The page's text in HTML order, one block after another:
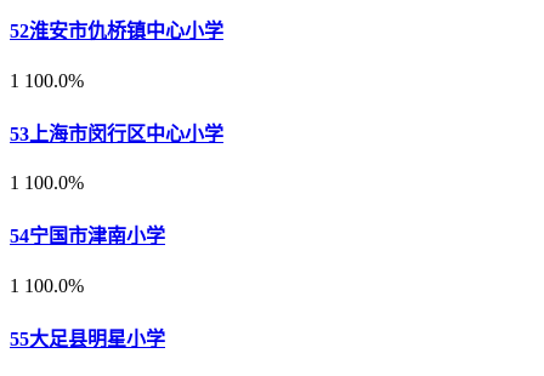
52淮安市仇桥镇中心小学
1 100.0%
53 上海市闵行区中心小学
1 100.0%
54宁国市津南小学
1 100.0%
55大足县明星小学